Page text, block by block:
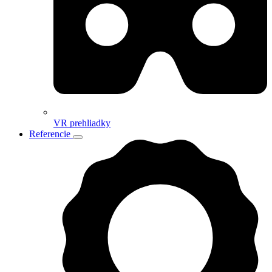
VR prehliadky
Referencie